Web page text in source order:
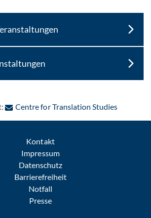
Centre for Translation Studies: Per E-
Kontakt
Impressum
Datenschutz
Barrierefreiheit
Notfall
Presse